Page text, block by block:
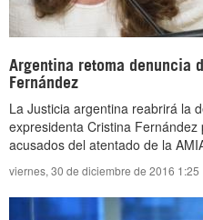
Argentina retoma denuncia
Fernández
La Justicia argentina reabrirá la
expresidenta Cristina
acusados del atentado de la
viernes, 30 de diciembre de 2016 1:25